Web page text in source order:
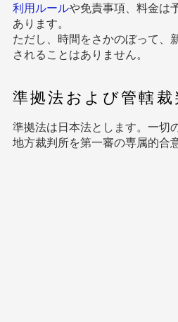
利用ルールや免責事項、料金は
あります。
ただし、時間をさかのぼって、
されることはありません。
準拠法および管轄裁
準拠法は日本法とします。一切
地方裁判所を第一審の専属的合